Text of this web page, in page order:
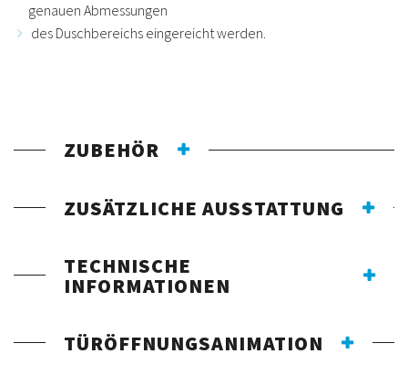
genauen Abmessungen
des Duschbereichs eingereicht werden.
ZUBEHÖR
ZUSÄTZLICHE AUSSTATTUNG
TECHNISCHE
INFORMATIONEN
TÜRÖFFNUNGSANIMATION